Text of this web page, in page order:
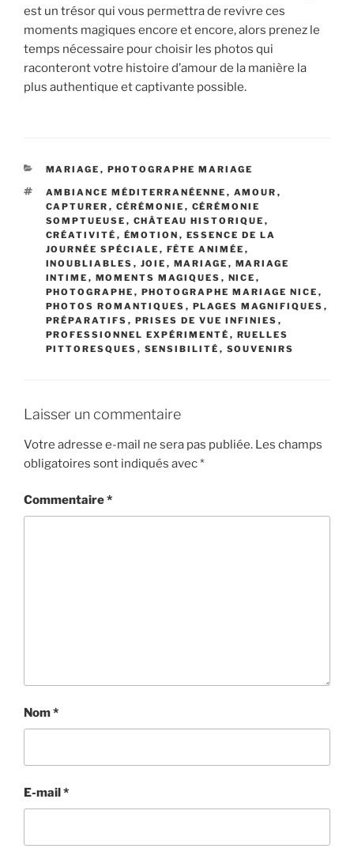
est un trésor qui vous permettra de revivre ces
moments magiques encore et encore, alors prenez le
temps nécessaire pour choisir les photos qui
raconteront votre histoire d’amour de la manière la
plus authentique et captivante possible.
CATÉGORIES
MARIAGE , PHOTOGRAPHE MARIAGE
ÉTIQUETTES
AMBIANCE MÉDITERRANÉENNE , AMOUR ,
CAPTURER , CÉRÉMONIE , CÉRÉMONIE
SOMPTUEUSE , CHÂTEAU HISTORIQUE ,
CRÉATIVITÉ , ÉMOTION , ESSENCE DE LA
JOURNÉE SPÉCIALE , FÊTE ANIMÉE ,
INOUBLIABLES , JOIE , MARIAGE , MARIAGE
INTIME , MOMENTS MAGIQUES , NICE ,
PHOTOGRAPHE , PHOTOGRAPHE MARIAGE NICE ,
PHOTOS ROMANTIQUES , PLAGES MAGNIFIQUES ,
PRÉPARATIFS , PRISES DE VUE INFINIES ,
PROFESSIONNEL EXPÉRIMENTÉ , RUELLES
PITTORESQUES , SENSIBILITÉ , SOUVENIRS
Laisser un commentaire
Votre adresse e-mail ne sera pas publiée. Les champs
obligatoires sont indiqués avec*
Commentaire*
Nom*
E-mail*